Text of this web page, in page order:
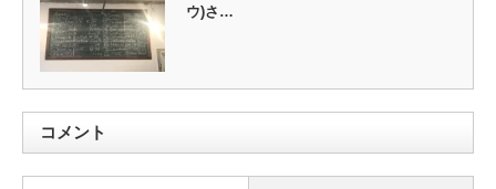
ウ)さ…
コメント